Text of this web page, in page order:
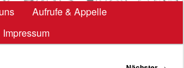
Aufrufe & Appelle
Impressum